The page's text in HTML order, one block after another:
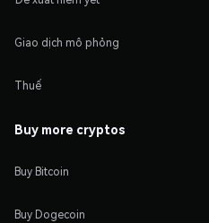
Giao dịch mô phỏng
Thuế
Buy more cryptos
Buy Bitcoin
Buy Dogecoin